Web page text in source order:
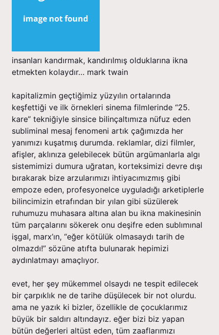
i̇nsanları kandırmak, kandırılmış olduklarına ikna
etmekten kolaydır… mark twain
kapitalizmin geçtiğimiz yüzyılın ortalarında
keşfettiği ve ilk örnekleri sinema filmlerinde “25.
kare” tekniğiyle sinsice bilinçaltımıza nüfuz eden
subliminal mesaj fenomeni artık çağımızda her
yanımızı kuşatmış durumda. reklamlar, dizi filmler,
afişler, aklınıza gelebilecek bütün argümanlarla algı
sistemimizi dumura uğratan, korteksimizi devre dışı
bırakarak bize arzularımızı ihtiyacımızmış gibi
empoze eden, profesyonelce uyguladığı arketiplerle
bilincimizin etrafından bir yılan gibi süzülerek
ruhumuzu muhasara altına alan bu ikna makinesinin
tüm parçalarını sökerek onu deşifre eden subliminal
i̇şgal, marx’ın, “eğer kötülük olmasaydı tarih de
olmazdı!” sözüne atıfta bulunarak hepimizi
aydınlatmayı amaçlıyor.
evet, her şey mükemmel olsaydı ne tespit edilecek
bir çarpıklık ne de tarihe düşülecek bir not olurdu.
ama ne yazık ki bizler, özellikle de çocuklarımız
büyük bir saldırı altındayız. eğer bizi biz yapan
bütün değerleri altüst eden, tüm zaaflarımızı